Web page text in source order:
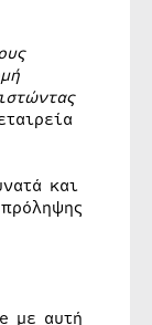
και
με αυτή